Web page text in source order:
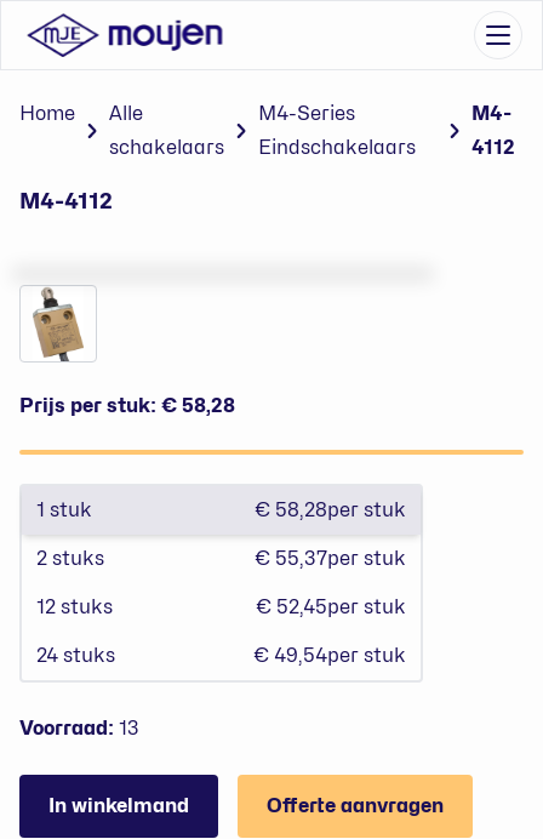
Go to content
Home
Alle
schakelaars
M4-Series
Eindschakelaars
M4-
4112
M4-4112
Prijs per stuk: € 58,28
1 stuk € 58,28per stuk
2 stuks € 55,37per stuk
12 stuks € 52,45per stuk
24 stuks € 49,54per stuk
Voorraad: 13
In winkelmand Offerte aanvragen